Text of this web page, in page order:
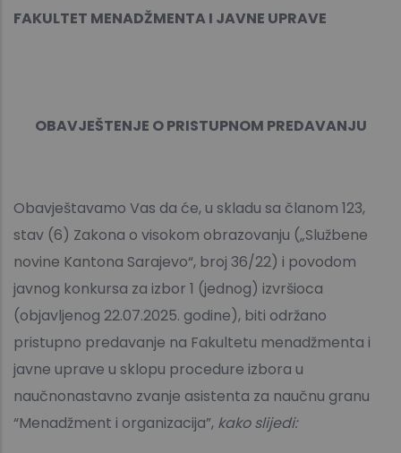
FAKULTET MENADŽMENTA I JAVNE UPRAVE
OBAVJEŠTENJE O PRISTUPNOM PREDAVANJU
Obavještavamo Vas da će, u skladu sa članom 123,
stav (6) Zakona o visokom obrazovanju („Službene
novine Kantona Sarajevo“, broj 36/22) i povodom
javnog konkursa za izbor 1 (jednog) izvršioca
(objavljenog 22.07.2025. godine), biti održano
pristupno predavanje na Fakultetu menadžmenta i
javne uprave u sklopu procedure izbora u
naučnonastavno zvanje asistenta za naučnu granu
“Menadžment i organizacija”, kako slijedi: